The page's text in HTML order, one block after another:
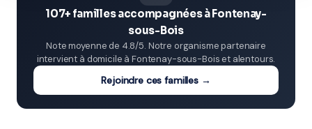
107+ familles accompagnées à Fontenay-
sous-Bois
Note moyenne de 4.8/5. Notre organisme partenaire
intervient à domicile à Fontenay-sous-Bois et alentours.
Rejoindre ces familles →